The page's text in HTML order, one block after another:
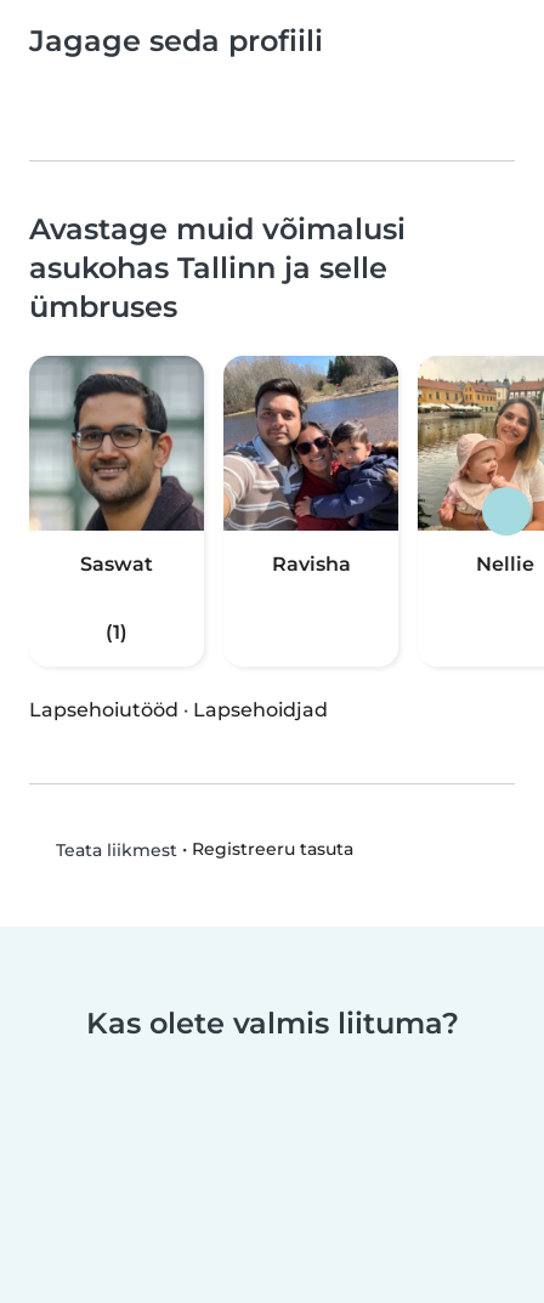
Jagage seda profiili
Avastage muid võimalusi
asukohas Tallinn ja selle
ümbruses
Saswat
(1)
Ravisha Nellie
Lapsehoiutööd · Lapsehoidjad
Teata liikmest • Registreeru tasuta
Kas olete valmis liituma?